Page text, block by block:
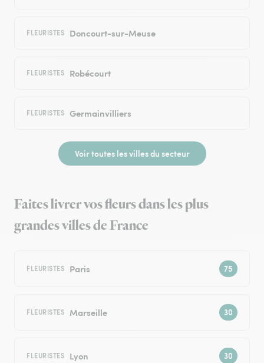
FLEURISTES Doncourt-sur-Meuse
FLEURISTES Robécourt
FLEURISTES Germainvilliers
Voir toutes les villes du secteur
Faites livrer vos fleurs dans les plus
grandes villes de France
FLEURISTES Paris
FLEURISTES Marseille
FLEURISTES Lyon